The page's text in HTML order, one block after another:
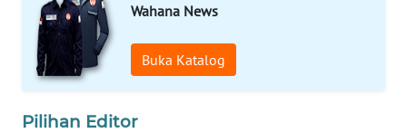
Wahana News
Buka Katalog
Pilihan Editor
WALINKI
ID
MAWAKA
ID